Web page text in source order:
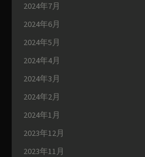
2024年7月
2024年6月
2024年5月
2024年4月
2024年3月
2024年2月
2024年1月
2023年12月
2023年11月